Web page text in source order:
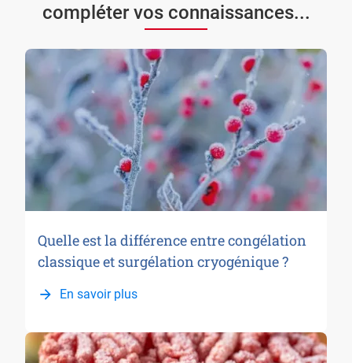
compléter vos connaissances...
Quelle est la différence entre congélation
classique et surgélation cryogénique ?
En savoir plus